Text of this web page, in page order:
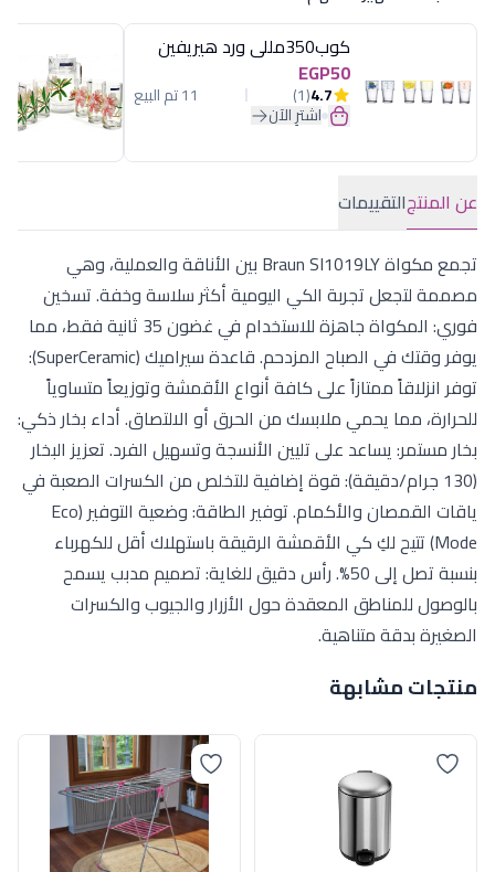
كوب350مللى ورد هيريفين
EGP50
4.7
(1) 11 تم البيع
اشترِ الآن
عن المنتجالتقييمات
تجمع مكواة Braun SI1019LY بين الأناقة والعملية، وهي
مصممة لتجعل تجربة الكي اليومية أكثر سلاسة وخفة. تسخين
فوري: المكواة جاهزة للاستخدام في غضون 35 ثانية فقط، مما
يوفر وقتك في الصباح المزدحم. قاعدة سيراميك (SuperCeramic):
توفر انزلاقاً ممتازاً على كافة أنواع الأقمشة وتوزيعاً متساوياً
للحرارة، مما يحمي ملابسك من الحرق أو الالتصاق. أداء بخار ذكي:
بخار مستمر: يساعد على تليين الأنسجة وتسهيل الفرد. تعزيز البخار
(130 جرام/دقيقة): قوة إضافية للتخلص من الكسرات الصعبة في
ياقات القمصان والأكمام. توفير الطاقة: وضعية التوفير (Eco
Mode) تتيح لكِ كي الأقمشة الرقيقة باستهلاك أقل للكهرباء
بنسبة تصل إلى 50%. رأس دقيق للغاية: تصميم مدبب يسمح
بالوصول للمناطق المعقدة حول الأزرار والجيوب والكسرات
الصغيرة بدقة متناهية.
منتجات مشابهة